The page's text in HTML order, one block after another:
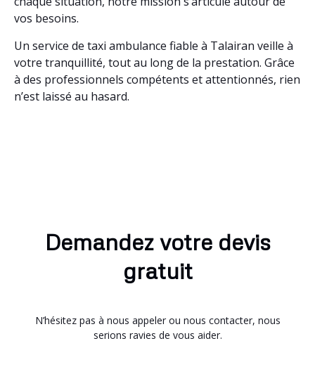
vos besoins.
Un service de taxi ambulance fiable à Talairan veille à
votre tranquillité, tout au long de la prestation. Grâce
à des professionnels compétents et attentionnés, rien
n’est laissé au hasard.
Demandez votre devis
gratuit
N’hésitez pas à nous appeler ou nous contacter, nous
serions ravies de vous aider.